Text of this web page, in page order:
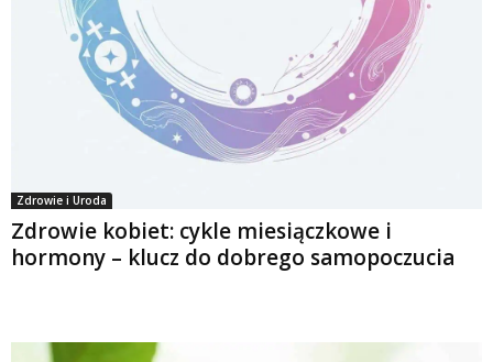
Zdrowie i Uroda
Zdrowie kobiet: cykle miesiączkowe i
hormony – klucz do dobrego samopoczucia